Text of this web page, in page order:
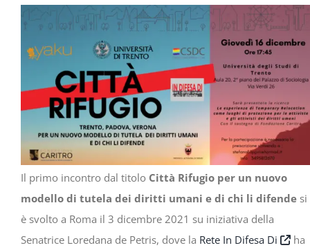
Progetti
In rete con
Il primo incontro dal titolo Città Rifugio per un nuovo
modello di tutela dei diritti umani e di chi li difende si
è svolto a Roma il 3 dicembre 2021 su iniziativa della
Senatrice Loredana de Petris, dove la Rete In Difesa Di
ha